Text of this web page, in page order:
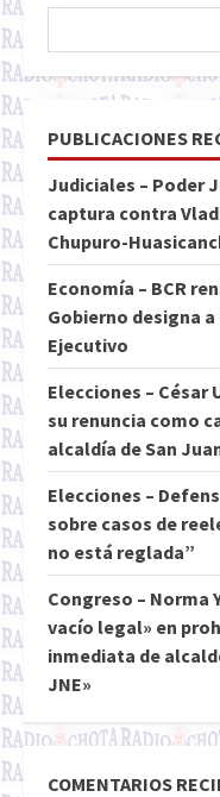
PUBLICACIONES
Judiciales – Poder
captura contra
Chupuro-
Economía – BCR
Gobierno designa
Ejecutivo
Elecciones –
su renuncia como
alcaldía de San
Elecciones –
sobre casos de
no está reglada”
Congreso – Norma
vacío legal» en
inmediata de
JNE»
COMENTARIOS